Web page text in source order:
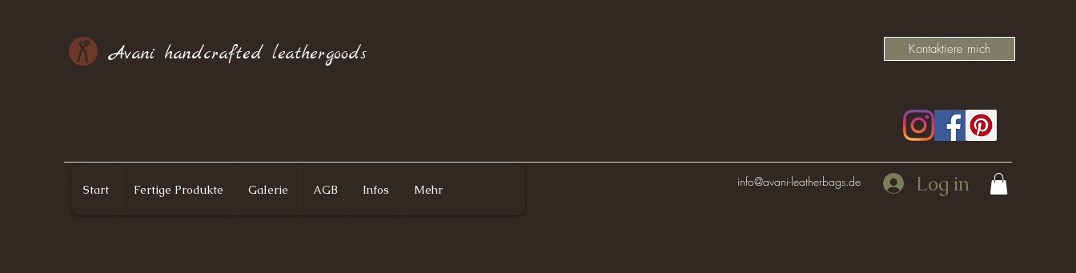
Avani handcrafted leathergoods Kontaktiere mich
Start Fertige Produkte Galerie AGB Infos Mehr
info@avani-leatherbags.de Log in